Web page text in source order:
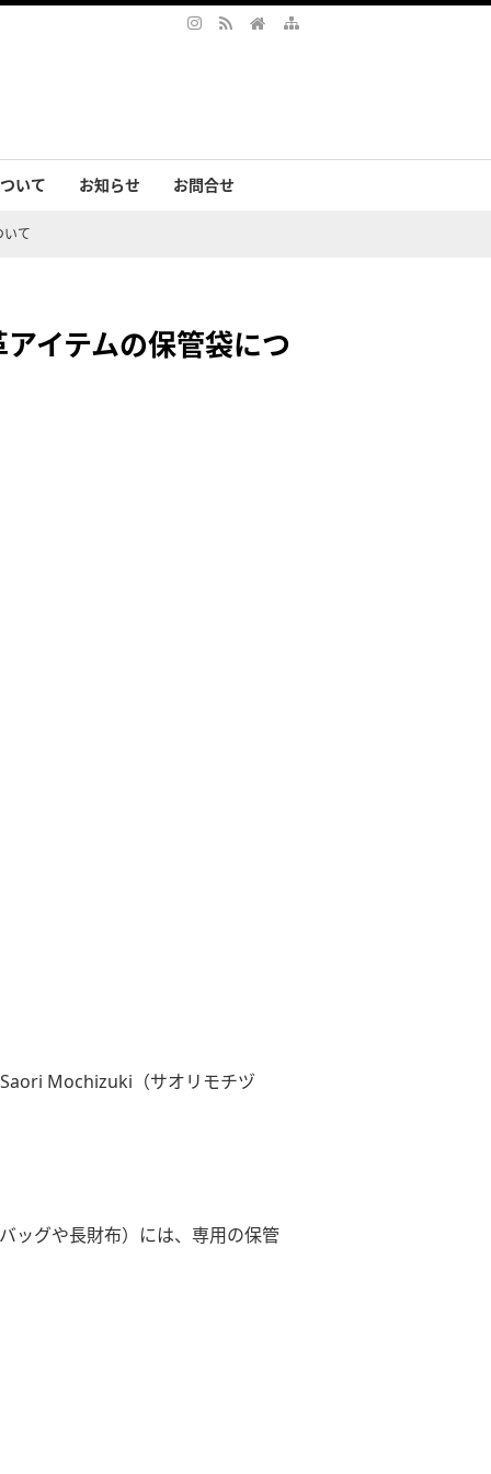
いて
ー
声
お知らせ お問合せ
いて
イテムの保管袋につ
Mochizuki（サオリモチヅ
ッグや長財布）には、専用の保管